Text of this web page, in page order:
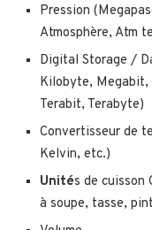
Pression
Atmosphère, Atm
Digital Storage /
Kilobyte, Megabit,
Terabit, Terabyte)
Convertisseur de
Kelvin, etc.)
Unités de cuisson
à soupe, tasse,